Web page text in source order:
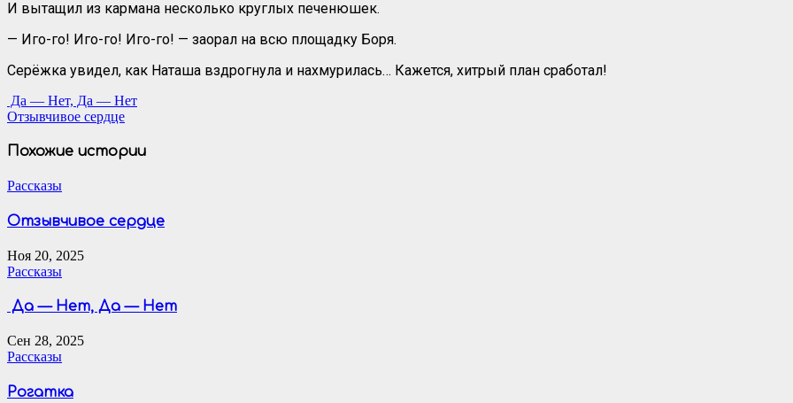
И вытащил из кармана несколько круглых печенюшек.
— Иго-го! Иго-го! Иго-го! — заорал на всю площадку Боря.
Серёжка увидел, как Наташа вздрогнула и нахмурилась… Кажется, хитрый план сработал!
Навигация
по
записям
Да — Нет, Да — Нет
Отзывчивое сердце
Похожие истории
Рассказы
Отзывчивое сердце
Ноя 20, 2025
Рассказы
Да — Нет, Да — Нет
Сен 28, 2025
Рассказы
Рогатка